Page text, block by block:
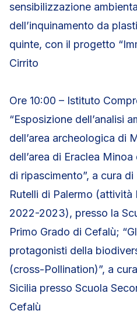
sensibilizzazione
dell’inquinamento da
quinte, con il progetto
Cirrito
Ore 10:00 – Istituto
“Esposizione dell’analisi
dell’area archeologica di
dell’area di Eraclea
di ripascimento”, a cura
Rutelli di Palermo (attività
2022-2023), presso la
Primo Grado di Cefalù;
protagonisti della
(cross-Pollination)”, a
Sicilia presso Scuola
Cefalù